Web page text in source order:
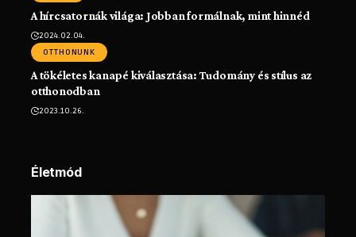
A hírcsatornák világa: Jobban formálnak, mint hinnéd
2024.02.04.
OTTHONUNK
A tökéletes kanapé kiválasztása: Tudomány és stílus az
otthonodban
2023.10.26.
Életmód